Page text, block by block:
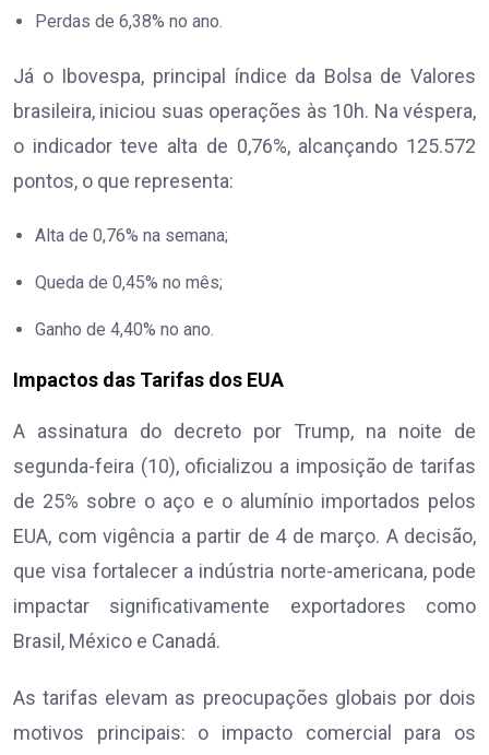
Perdas de 6,38% no ano.
Já o Ibovespa, principal índice da Bolsa de Valores
brasileira, iniciou suas operações às 10h. Na véspera,
o indicador teve alta de 0,76%, alcançando 125.572
pontos, o que representa:
Alta de 0,76% na semana;
Queda de 0,45% no mês;
Ganho de 4,40% no ano.
Impactos das Tarifas dos EUA
A assinatura do decreto por Trump, na noite de
segunda-feira (10), oficializou a imposição de tarifas
de 25% sobre o aço e o alumínio importados pelos
EUA, com vigência a partir de 4 de março. A decisão,
que visa fortalecer a indústria norte-americana, pode
impactar significativamente exportadores como
Brasil, México e Canadá.
As tarifas elevam as preocupações globais por dois
motivos principais: o impacto comercial para os